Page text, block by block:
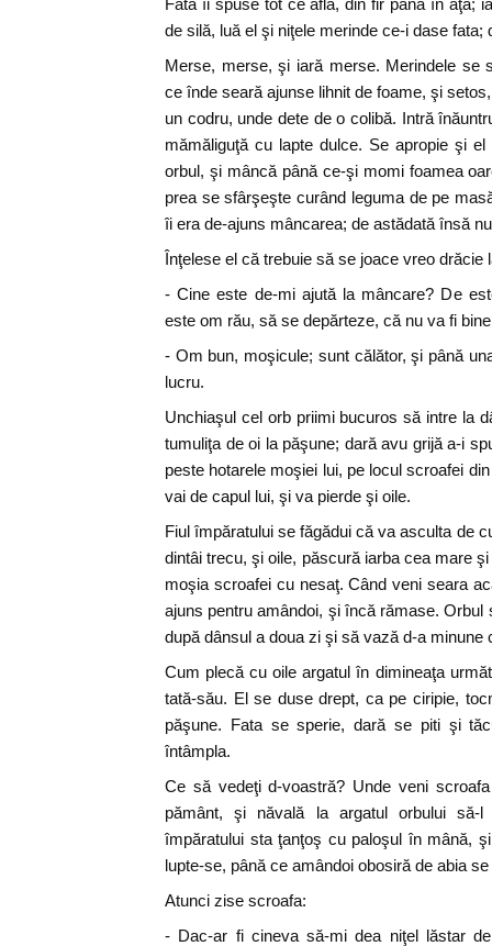
Fata îi spuse tot ce află, din fir până în aţă;
de silă, luă el şi niţele merinde ce-i dase fata;
Merse, merse, şi iară merse. Merindele se
ce înde seară ajunse lihnit de foame, şi
un codru, unde dete de o colibă. Intră
mămăliguţă cu lapte dulce. Se apropie şi
orbul, şi mâncă până ce-şi momi foamea
prea se sfârşeşte curând leguma de pe
îi era de-ajuns mâncarea; de astădată însă
Înţelese el că trebuie să se joace vreo drăcie
- Cine este de-mi ajută la mâncare? De
este om rău, să se depărteze, că nu va fi
- Om bun, moşicule; sunt călător, şi până
lucru.
Unchiaşul cel orb priimi bucuros să intre la
tumuliţa de oi la păşune; dară avu grijă a-i
peste hotarele moşiei lui, pe locul scroafei
vai de capul lui, şi va pierde şi oile.
Fiul împăratului se făgădui că va asculta de
dintâi trecu, şi oile, păscură iarba cea mare
moşia scroafei cu nesaţ. Când veni seara
ajuns pentru amândoi, şi încă rămase.
după dânsul a doua zi şi să vază d-a minune
Cum plecă cu oile argatul în dimineaţa
tată-său. El se duse drept, ca pe ciripie,
păşune. Fata se sperie, dară se piti şi
întâmpla.
Ce să vedeţi d-voastră? Unde veni
pământ, şi năvală la argatul orbului
împăratului sta ţanţoş cu paloşul în mână,
lupte-se, până ce amândoi obosiră de abia
Atunci zise scroafa:
- Dac-ar fi cineva să-mi dea niţel lăstar